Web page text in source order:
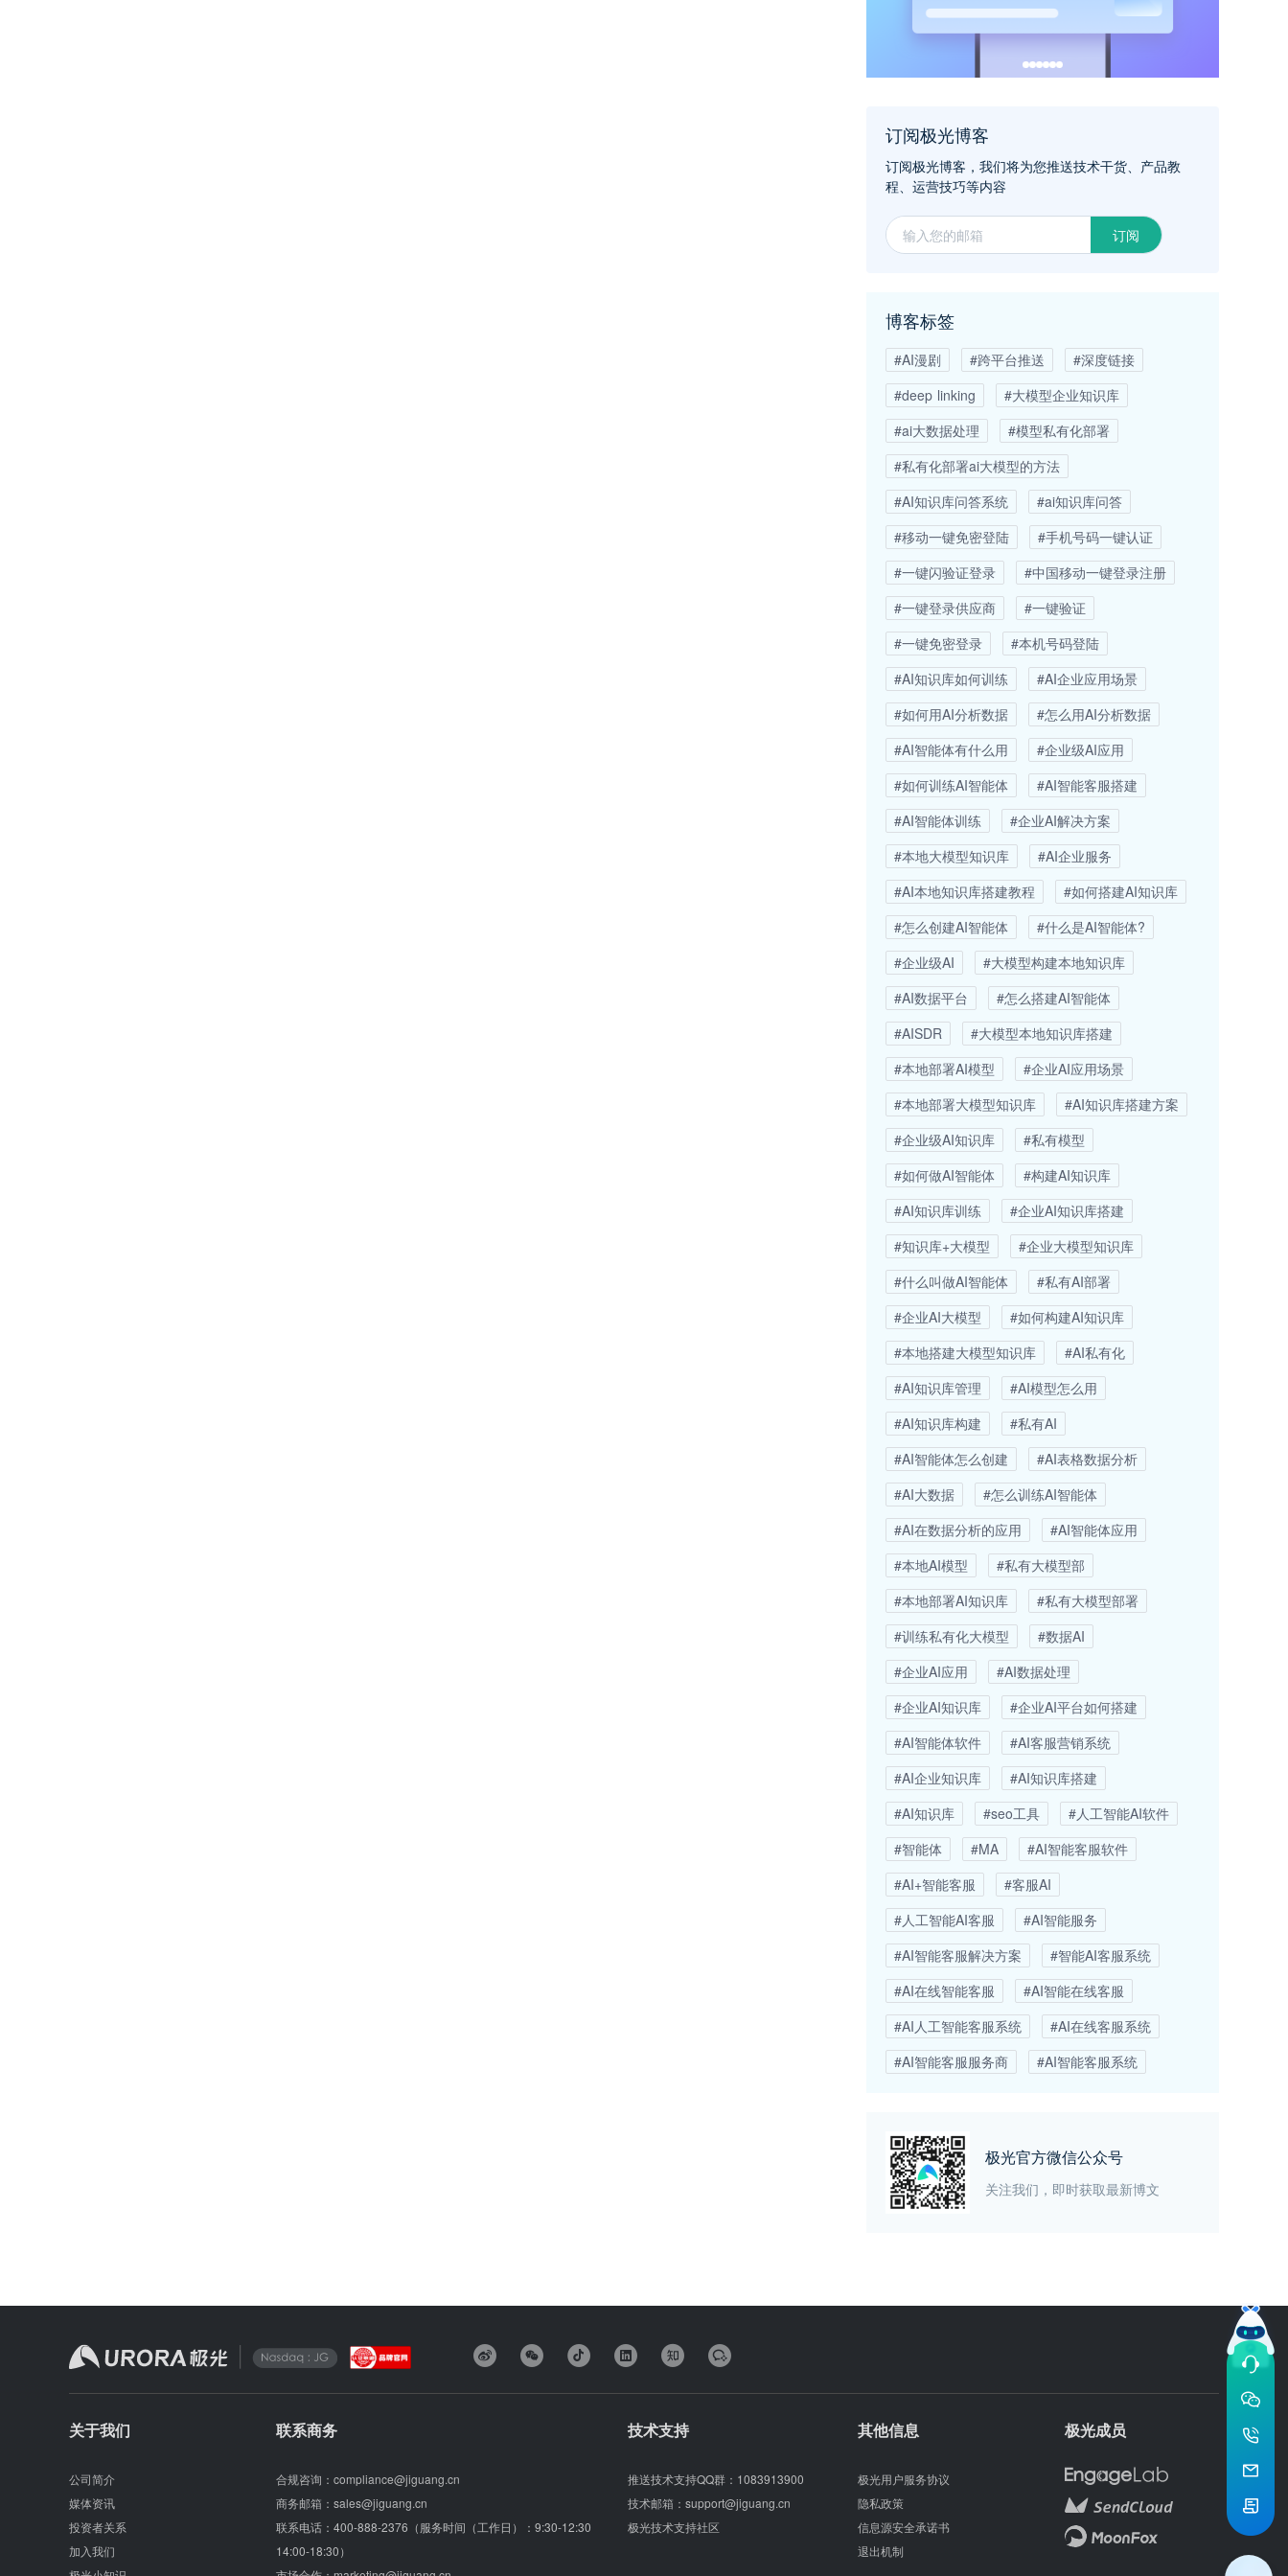
订阅极光博客
订阅极光博客，我们将为您推送技术干货、产品教
程、运营技巧等内容
订阅
博客标签
#AI漫剧 #跨平台推送
#深度链接
#deep linking
#大模型企业知识库
#ai大数据处理
#模型私有化部署
#私有化部署ai大模型的方法
#AI知识库问答系统
#ai知识库问答
#移动一键免密登陆
#手机号码一键认证
#一键闪验证登录
#中国移动一键登录注册
#一键登录供应商
#一键验证
#一键免密登录
#本机号码登陆
#AI知识库如何训练
#AI企业应用场景
#如何用AI分析数据
#怎么用AI分析数据
#AI智能体有什么用
#企业级AI应用
#如何训练AI智能体
#AI智能客服搭建
#AI智能体训练
#企业AI解决方案
#本地大模型知识库
#AI企业服务
#AI本地知识库搭建教程
#如何搭建AI知识库
#怎么创建AI智能体
#什么是AI智能体?
#企业级AI
#大模型构建本地知识库
#AI数据平台
#怎么搭建AI智能体
#AISDR
#大模型本地知识库搭建
#本地部署AI模型
#企业AI应用场景
#本地部署大模型知识库
#AI知识库搭建方案
#企业级AI知识库
#私有模型
#如何做AI智能体
#构建AI知识库
#AI知识库训练
#企业AI知识库搭建
#知识库+大模型
#企业大模型知识库
#什么叫做AI智能体
#私有AI部署
#企业AI大模型
#如何构建AI知识库
#本地搭建大模型知识库
#AI私有化
#AI知识库管理
#AI模型怎么用
#AI知识库构建
#私有AI
#AI智能体怎么创建
#AI表格数据分析
#AI大数据
#怎么训练AI智能体
#AI在数据分析的应用
#AI智能体应用
#本地AI模型
#私有大模型部
#本地部署AI知识库
#私有大模型部署
#训练私有化大模型
#数据AI
#企业AI应用
#AI数据处理
#企业AI知识库
#企业AI平台如何搭建
#AI智能体软件
#AI客服营销系统
#AI企业知识库
#AI知识库搭建
#AI知识库
#seo工具
#人工智能AI软件
#智能体
#MA
#AI智能客服软件
#AI+智能客服
#客服AI
#人工智能AI客服
#AI智能服务
#AI智能客服解决方案
#智能AI客服系统
#AI在线智能客服
#AI智能在线客服
#AI人工智能客服系统
#AI在线客服系统
#AI智能客服服务商
#AI智能客服系统
极光官方微信公众号
关注我们，即时获取最新博文
关于我们
公司简介
媒体资讯
投资者关系
加入我们
联系商务
合规咨询： compliance@jiguang.cn
商务邮箱： sales@jiguang.cn
联系电话： 400-888-2376（服务时间（工作日）：9:30-12:30
14:00-18:30）
技术支持
推送技术支持QQ群： 1083913900
技术邮箱： support@jiguang.cn
极光技术支持社区
其他信息
极光用户服务协议
隐私政策
信息源安全承诺书
退出机制
极光成员